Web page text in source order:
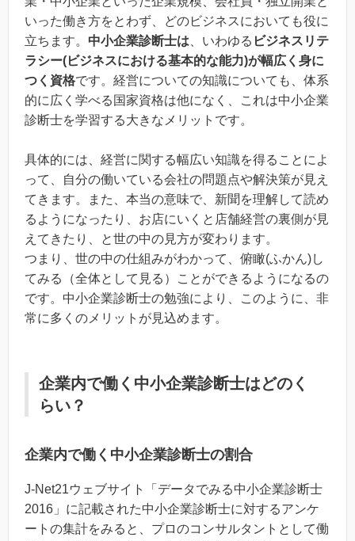
いった働き方をとわず、どのビジネスにおいても役に
立ちます。 中小企業診断士は 、いわゆる ビジネスリテ
ラシー(ビジネスにおける基本的な能力)が幅広く身に
つく資格です。経営についての知識についても、体系
的に広く学べる国家資格は他になく、これは中小企業
診断士を学習する大きなメリットです。
具体的には、経営に関する幅広い知識を得ることによ
って、自分の働いている会社の問題点や解決策が見え
てきます。また、本当の意味で、新聞を理解して読め
るようになったり、お店にいくと店舗経営の裏側が見
えてきたり、と世の中の見方が変わります。
つまり、世の中の仕組みがわかって、俯瞰(ふかん)し
てみる（全体として見る）ことができるようになるの
です。中小企業診断士の勉強により、このように、非
常に多くのメリットが見込めます。
企業内で働く中小企業診断士はどのく
らい？
企業内で働く中小企業診断士の割合
J-Net21ウェブサイト「データでみる中小企業診断士
2016」に記載された中小企業診断士に対するアンケ
ートの集計をみると、プロのコンサルタントとして働